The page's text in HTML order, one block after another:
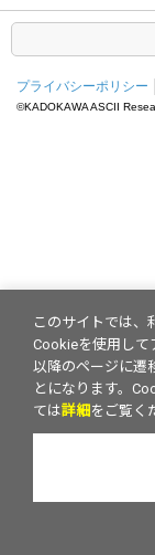
プライバシーポリシー
©KADOKAWA ASCII
このサイトでは、
Cookieを使用して
以降のページに遷
とになります。
ては詳細 をご覧く